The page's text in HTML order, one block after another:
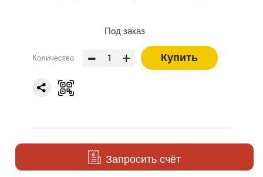
Под заказ
Количество - + Купить
Запросить счёт